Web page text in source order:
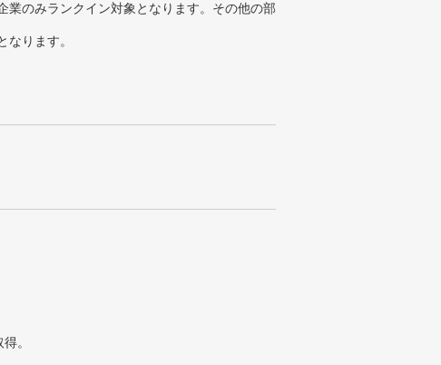
のみランクイン対象となります。その他の部
ります。
。